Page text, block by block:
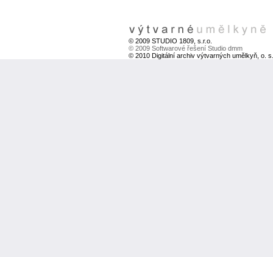
© 2009 STUDIO 1809, s.r.o.
© 2009 Softwarové řešení Studio dmm
© 2010 Digitální archiv výtvarných umělkyň, o. s.